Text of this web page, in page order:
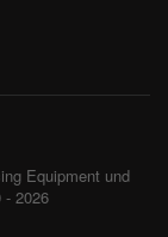
Equipment und
2026